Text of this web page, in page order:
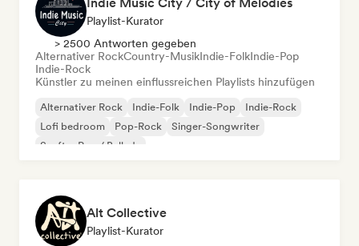
Playlist-Kurator
> 2500 Antworten gegeben
Alternativer RockCountry-MusikIndie-FolkIndie-Pop
Indie-Rock
Künstler zu meinen einflussreichen Playlists hinzufügen
Alternativer Rock Indie-Folk Indie-Pop
Indie-Rock
Lofi bedroom
Pop-Rock
Singer-Songwriter
Sanfter Pop / Ballade
Alt Collective
Playlist-Kurator